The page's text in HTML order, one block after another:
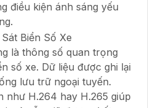
điều kiện ánh sáng yếu
là thông số quan trọng
số xe. Dữ liệu được ghi lại
lưu trữ ngoại tuyến.
như H.264 hay H.265 giúp